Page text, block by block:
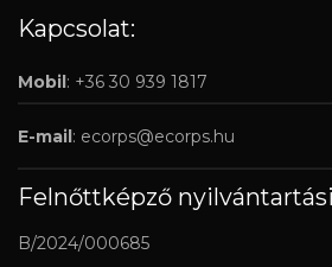
Kapcsolat:
Mobil: +36 30 939 1817
E-mail: ecorps@ecorps.hu
Felnőttképző
B/2024/000685